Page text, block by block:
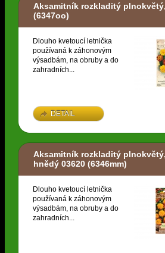
Aksamitník rozkladitý
(6347oo)
Dlouho kvetoucí letnička
používaná k záhonovým
výsadbám, na obruby a do
zahradních...
DETAIL
Aksamitník rozkladitý
hnědý 03620 (6346mm)
Dlouho kvetoucí letnička
používaná k záhonovým
výsadbám, na obruby a do
zahradních...